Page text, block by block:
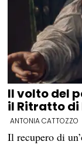
Il volto del
il Ritratto di
ANTONIA CATTOZZO
Il recupero di